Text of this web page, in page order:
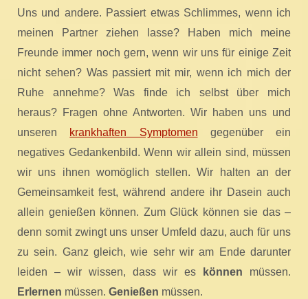
Uns und andere. Passiert etwas Schlimmes, wenn ich
meinen Partner ziehen lasse? Haben mich meine
Freunde immer noch gern, wenn wir uns für einige Zeit
nicht sehen? Was passiert mit mir, wenn ich mich der
Ruhe annehme? Was finde ich selbst über mich
heraus? Fragen ohne Antworten. Wir haben uns und
unseren
krankhaften Symptomen gegenüber ein
negatives Gedankenbild. Wenn wir allein sind, müssen
wir uns ihnen womöglich stellen. Wir halten an der
Gemeinsamkeit fest, während andere ihr Dasein auch
allein genießen können. Zum Glück können sie das –
denn somit zwingt uns unser Umfeld dazu, auch für uns
zu sein. Ganz gleich, wie sehr wir am Ende darunter
leiden – wir wissen, dass wir es
können müssen.
Erlernen müssen. Genießen müssen.